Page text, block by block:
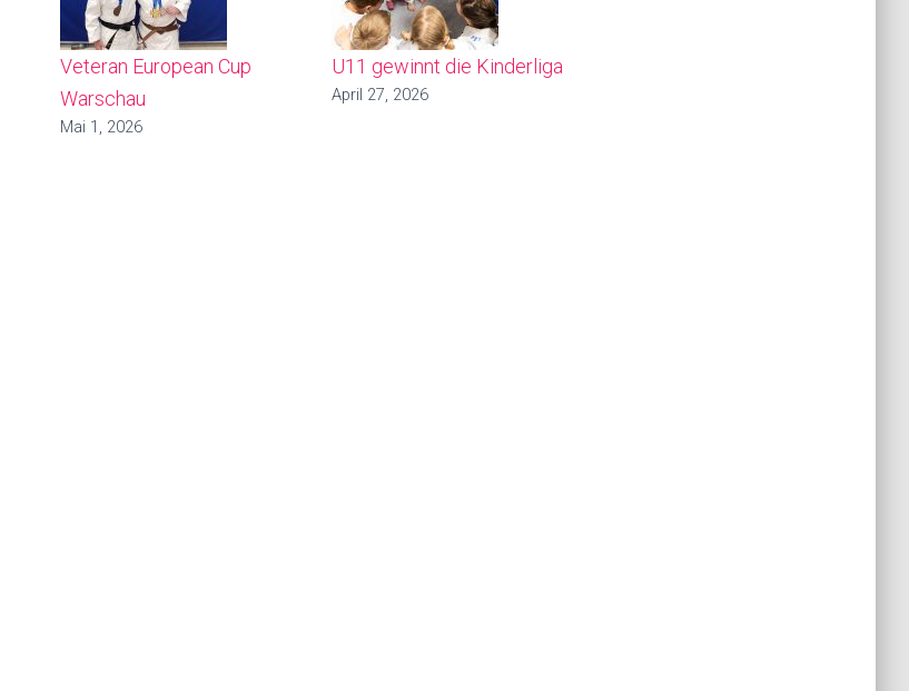
Veteran European Cup
Warschau
Mai 1, 2026
U11 gewinnt die Kinderliga
April 27, 2026